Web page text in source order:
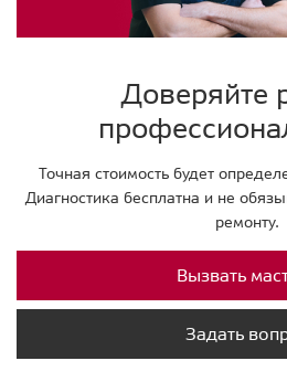
Доверяйте
Точная стоимость будет
Диагностика бесплатна и не
ремонту.
Вызвать
Задать